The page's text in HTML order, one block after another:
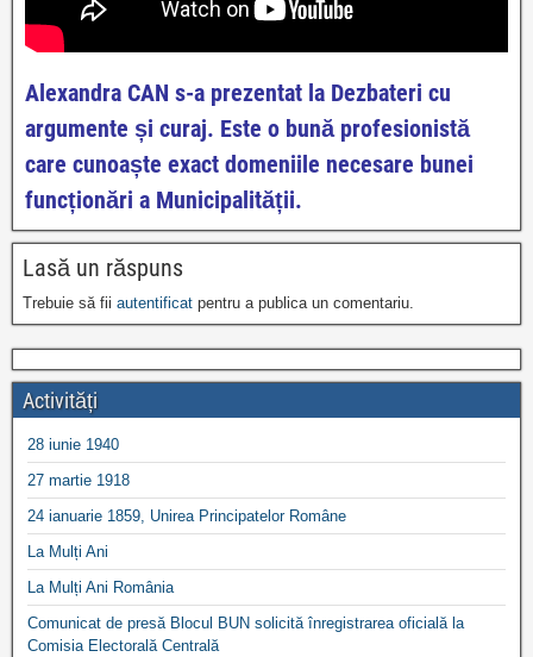
Alexandra CAN s-a prezentat la Dezbateri cu
argumente și curaj. Este o bună profesionistă
care cunoaște exact domeniile necesare bunei
funcționări a Municipalității.
Lasă un răspuns
Trebuie să fii autentificat pentru a publica un comentariu.
Activități
28 iunie 1940
27 martie 1918
24 ianuarie 1859, Unirea Principatelor Române
La Mulți Ani
La Mulți Ani România
Comunicat de presă Blocul BUN solicită înregistrarea oficială la
Comisia Electorală Centrală